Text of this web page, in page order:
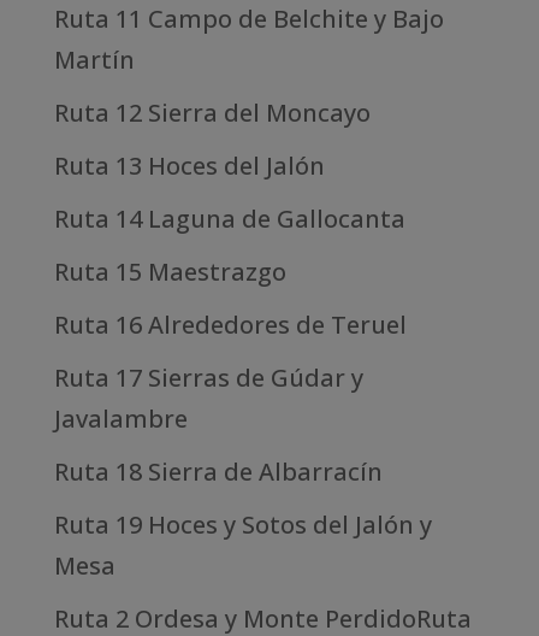
Ruta 11 Campo de Belchite y Bajo
Martín
Ruta 12 Sierra del Moncayo
Ruta 13 Hoces del Jalón
Ruta 14 Laguna de Gallocanta
Ruta 15 Maestrazgo
Ruta 16 Alrededores de Teruel
Ruta 17 Sierras de Gúdar y
Javalambre
Ruta 18 Sierra de Albarracín
Ruta 19 Hoces y Sotos del Jalón y
Mesa
Ruta 2 Ordesa y Monte PerdidoRuta